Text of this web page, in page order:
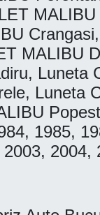
MALIBU
Luneta
1985,